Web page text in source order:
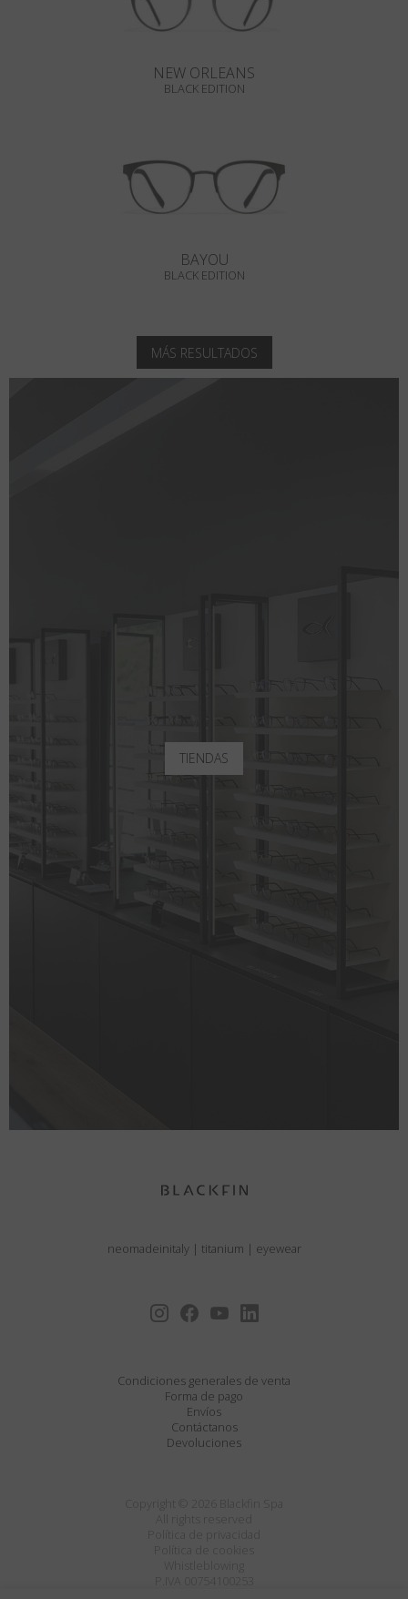
NEW ORLEANS
BLACK EDITION
BAYOU
BLACK EDITION
MÁS RESULTADOS
TIENDAS
neomadeinitaly | titanium | eyewear
Condiciones generales de venta
Forma de pago
Envíos
Contáctanos
Devoluciones